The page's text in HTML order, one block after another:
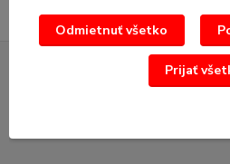
SERVIS
Odmietnuť všetko
Prijať